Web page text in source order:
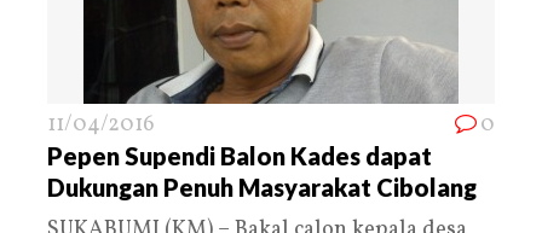
11/04/2016 0
Pepen Supendi Balon Kades dapat
Dukungan Penuh Masyarakat Cibolang